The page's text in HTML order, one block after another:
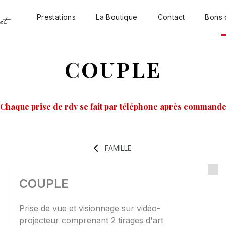
Prestations La Boutique Contact Bons
COUPLE
prise de rdv se fait par téléphone après
FAMILLE
COUPLE
Prise de vue et visionnage sur vidéo-
projecteur comprenant 2 tirages d'art